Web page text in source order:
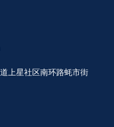
上星社区南环路蚝市街